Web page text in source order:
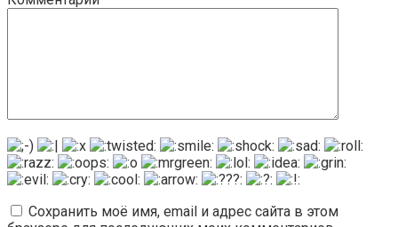
Сохранить моё имя, email и адрес сайта в этом